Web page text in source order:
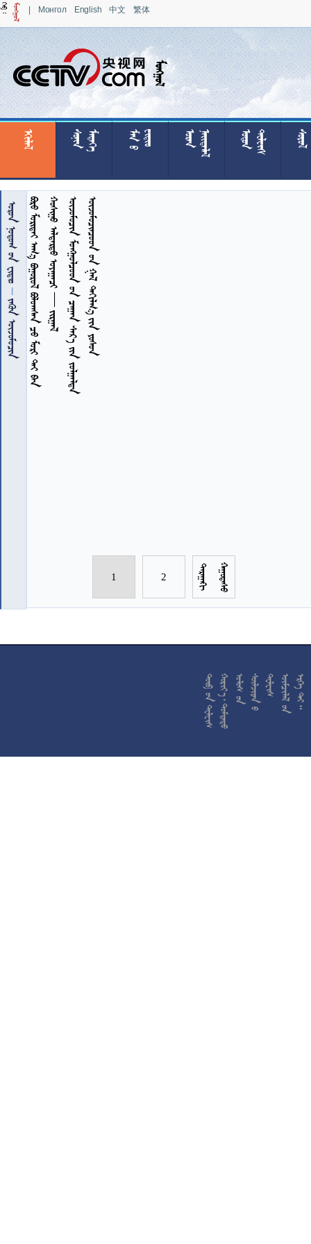
| Монгол English 中文 繁体
 








  







  









  







  












  

            —            
1 2 













 










































































































